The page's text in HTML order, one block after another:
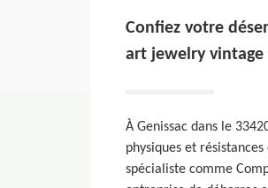
Confiez votre
art jewelry vintage
À Genissac dans le
physiques et
spécialiste comme